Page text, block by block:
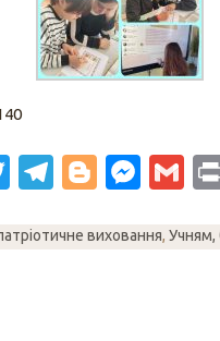
Twitter
Telegram
виховання,Учням,